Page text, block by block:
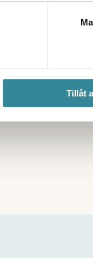
Tillåt
år utan
om att
sikt.